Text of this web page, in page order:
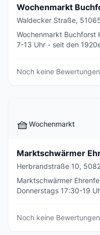
Wochenmarkt
Waldecker Straße,
Wochenmarkt Buchforst
7-13 Uhr - seit den
Noch keine Bewertungen
🧺Wochenmarkt
Marktschwärmer
Herbrandstraße 10,
Marktschwärmer
Donnerstags 17:30-19
Noch keine Bewertungen